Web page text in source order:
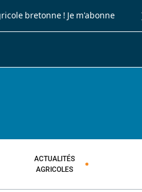
bretonne ! Je m'abonne
ACTUALITÉS
AGRICOLES